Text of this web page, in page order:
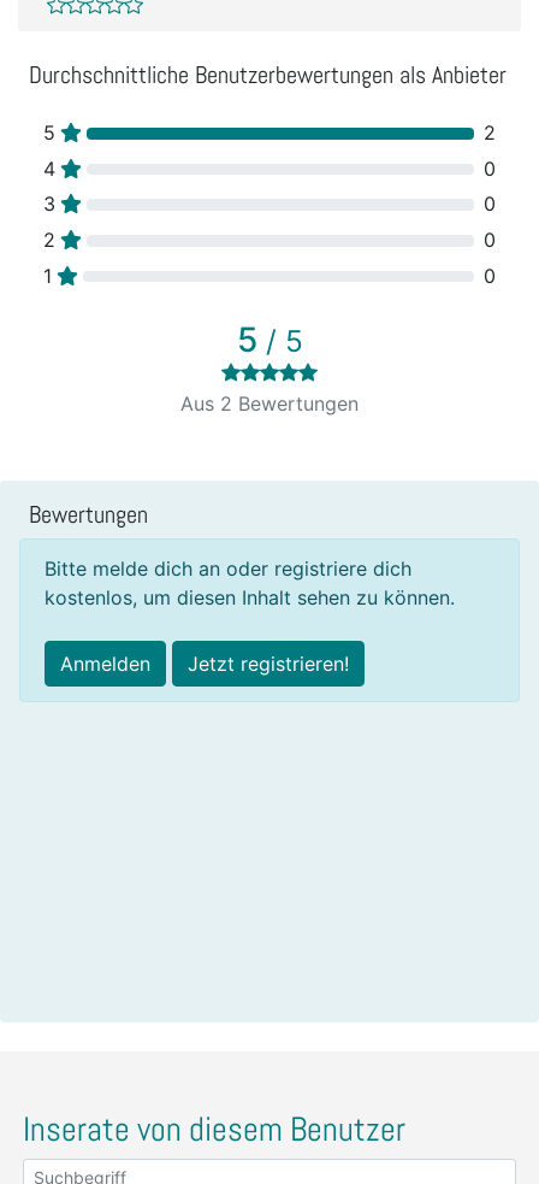
Durchschnittliche Benutzerbewertungen als Anbieter
5
2
4
0
3
0
2
0
1
0
5 / 5
Aus 2 Bewertungen
Bewertungen
Bitte melde dich an oder registriere dich
kostenlos, um diesen Inhalt sehen zu können.
Anmelden Jetzt registrieren!
Inserate von diesem Benutzer